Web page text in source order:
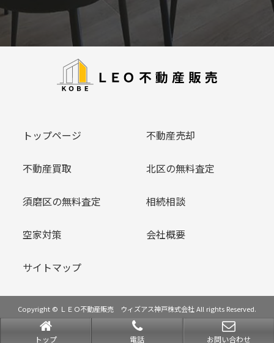
トップ 電話 お問い合わせ
トップページ 不動産売却
不動産買取 北区の無料査定
須磨区の無料査定 相続相談
空家対策 会社概要
サイトマップ
Copyright © ＬＥＯ不動産販売 ウィズアス神戸株式会社 All rights Reserved.
powered by 不動産クラウドオフィス